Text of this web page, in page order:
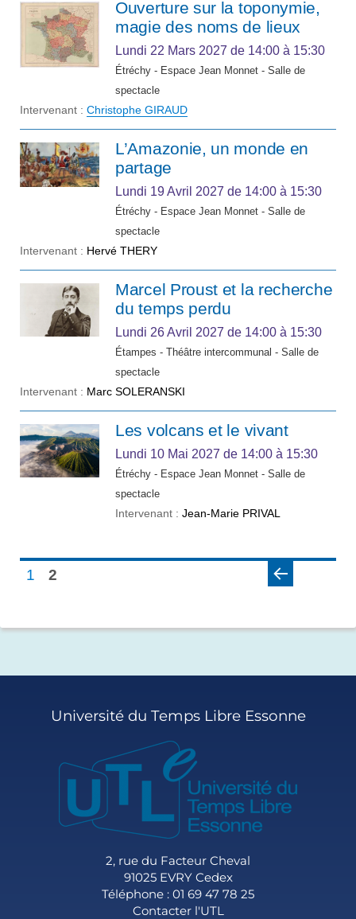
Ouverture sur la toponymie,
magie des noms de lieux
Lundi 22 Mars 2027 de 14:00 à 15:30
Étréchy - Espace Jean Monnet - Salle de
spectacle
Intervenant : Christophe GIRAUD
L’Amazonie, un monde en
partage
Lundi 19 Avril 2027 de 14:00 à 15:30
Étréchy - Espace Jean Monnet - Salle de
spectacle
Intervenant : Hervé THERY
Marcel Proust et la recherche
du temps perdu
Lundi 26 Avril 2027 de 14:00 à 15:30
Étampes - Théâtre intercommunal - Salle de
spectacle
Intervenant : Marc SOLERANSKI
Les volcans et le vivant
Lundi 10 Mai 2027 de 14:00 à 15:30
Étréchy - Espace Jean Monnet - Salle de
spectacle
Intervenant : Jean-Marie PRIVAL
P
C
E
1 2
Université du Temps Libre Essonne
2, rue du Facteur Cheval
91025 EVRY Cedex
Téléphone : 01 69 47 78 25
Contacter l'UTL